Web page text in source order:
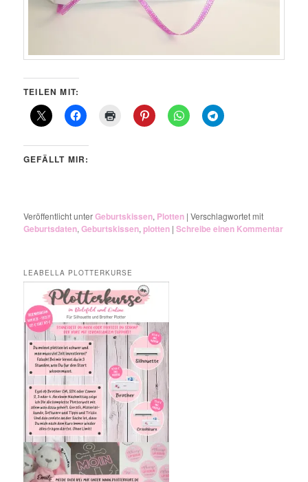
TEILEN MIT:
GEFÄLLT MIR:
Veröffentlicht unterGeburtskissen, Plotten |Verschlagwortet mit
Geburtsdaten,Geburtskissen,plotten |Schreibe einen Kommentar
LEABELLA PLOTTERKURSE